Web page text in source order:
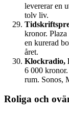
levererar en
tolv liv.
kronor.
en kurerad
året.
Klockradio,
6 000
rum. Sonos,
Roliga och